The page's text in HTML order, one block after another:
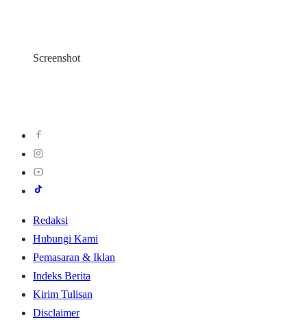
Screenshot
Redaksi
Hubungi Kami
Pemasaran & Iklan
Indeks Berita
Kirim Tulisan
Disclaimer